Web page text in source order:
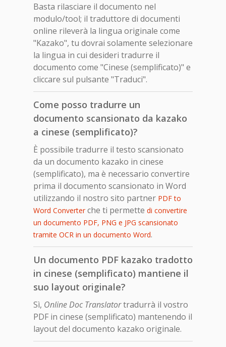
Basta rilasciare il documento nel
modulo/tool; il traduttore di documenti
online rileverà la lingua originale come
"Kazako", tu dovrai solamente selezionare
la lingua in cui desideri tradurre il
documento come "Cinese (semplificato)" e
cliccare sul pulsante "Traduci".
Come posso tradurre un
documento scansionato da kazako
a cinese (semplificato)?
È possibile tradurre il testo scansionato
da un documento kazako in cinese
(semplificato), ma è necessario convertire
prima il documento scansionato in Word
utilizzando il nostro sito partner PDF to
Word Converterche ti permette di convertire
un documento PDF, PNG e JPG scansionato
tramite OCR in un documento Word.
Un documento PDF kazako tradotto
in cinese (semplificato) mantiene il
suo layout originale?
Sì, Online Doc Translatortradurrà il vostro
PDF in cinese (semplificato) mantenendo il
layout del documento kazako originale.